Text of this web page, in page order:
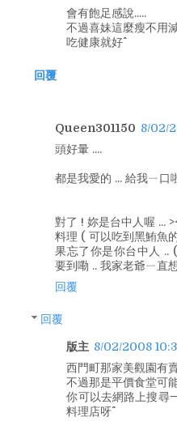
會有飽足感說.....
不過喜妹這麼瘦不用
吃健康就好^^
回覆
Queen301150 8/02/
頭好暈 ....
都是我愛的 ... 給我ㄧ口
對了 ! 妳是台中人喔 ...
料理 ( 可以吃到黑鮪魚
果忘了你是你台中人 ..
要到嘞 .. 我家老爺ㄧ直
回覆
回覆
版主 8/02/2008
西門町那家美觀園有
不過那是平價食堂可
你可以去網路上搜尋
料理店呀^^